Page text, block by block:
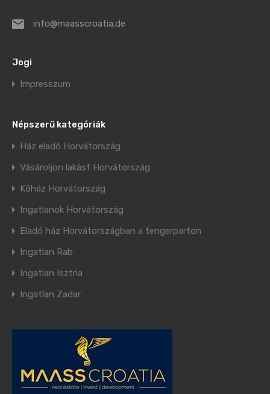
info@maasscroatia.de
Jogi
Impresszum
Népszerű kategóriák
Ház eladó Horvátország
Vásároljon lakást Horvátország
Kőház Horvátország
Ingatlanok Horvátország
Eladó ház Horvátországban a tengerparton
Ingatlan Rab
Ingatlan Isztria
Ingatlan Zadar